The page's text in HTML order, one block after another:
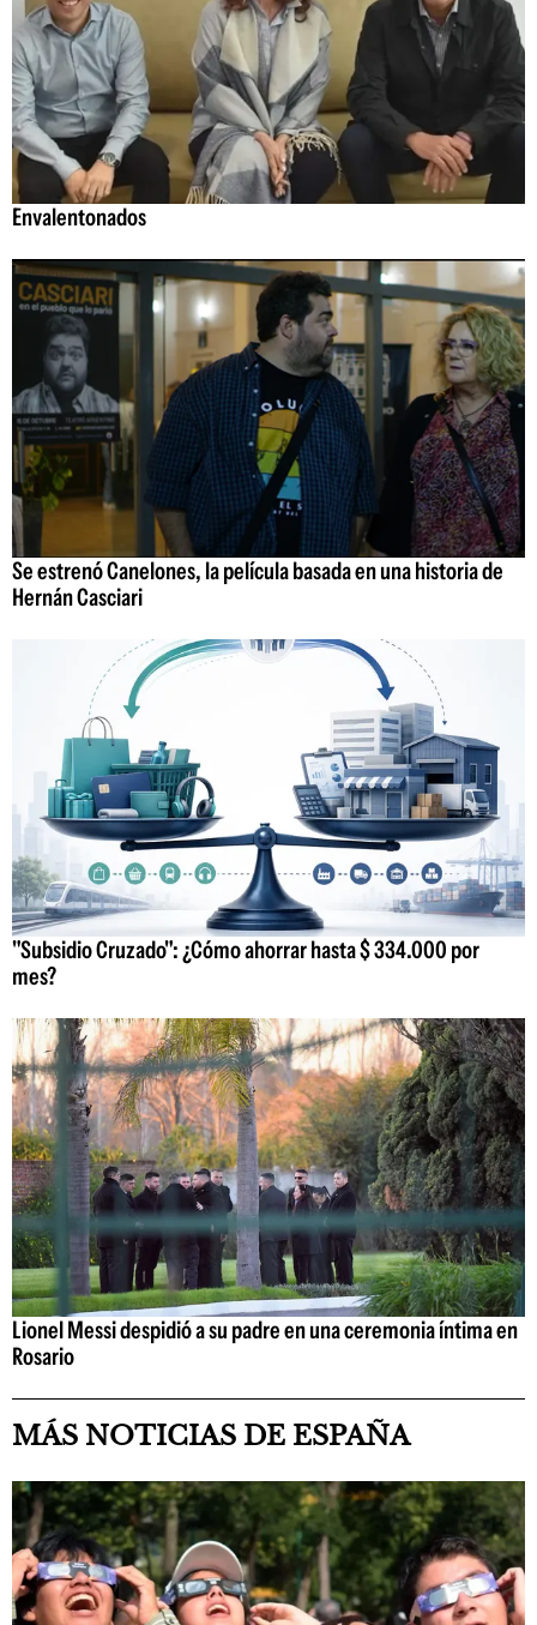
Envalentonados
Se estrenó Canelones, la película basada en una historia de
Hernán Casciari
"Subsidio Cruzado": ¿Cómo ahorrar hasta $ 334.000 por
mes?
Lionel Messi despidió a su padre en una ceremonia íntima en
Rosario
MÁS NOTICIAS DE ESPAÑA